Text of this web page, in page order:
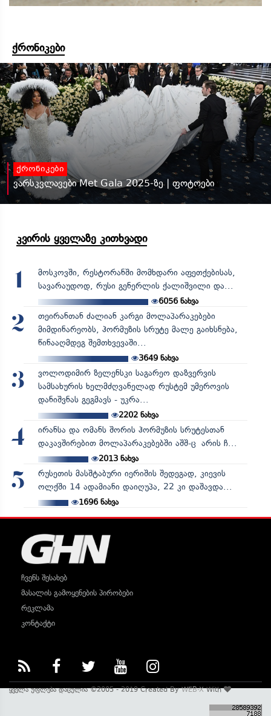
ქრონიკები
ქრონიკები
ვარსკვლავები Met Gala 2025-ზე | ფოტოები
კვირის ყველაზე კითხვადი
1
მოსკოვში, რესტორანში მომხდარი აფეთქებისას,
სავარაუდოდ, რუსი გენერლის ქალიშვილი და...
6056ნახვა
2
თეირანთან ძალიან კარგი მოლაპარაკებები
მიმდინარეობს, ჰორმუზის სრუტე მალე გაიხსნება,
წინააღმდეგ შემთხვევაში...
3649ნახვა
3
ვოლოდიმირ ზელენსკი საგარეო დაზვერვის
სამსახურის ხელმძღვანელად რუსტემ უმეროვის
დანიშვნას გეგმავს - უკრა...
2202ნახვა
4
ირანსა და ომანს შორის ჰორმუზის სრუტესთან
დაკავშირებით მოლაპარაკებებში აშშ-ც არის ჩ...
2013ნახვა
5
რუსეთის მასშტაბური იერიშის შედეგად, კიევის
ოლქში 14 ადამიანი დაიღუპა, 22 კი დაშავდა...
1696ნახვა
ჩვენს შესახებ
მასალის გამოყენების პირობები
რეკლამა
კონტაქტი
ყველა უფლება დაცულია ©2005 - 2019 Created ByWEB-XWith